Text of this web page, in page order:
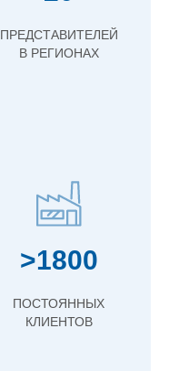
ПРЕДСТАВИТЕЛЕЙ
В РЕГИОНАХ
>1800
ПОСТОЯННЫХ
КЛИЕНТОВ